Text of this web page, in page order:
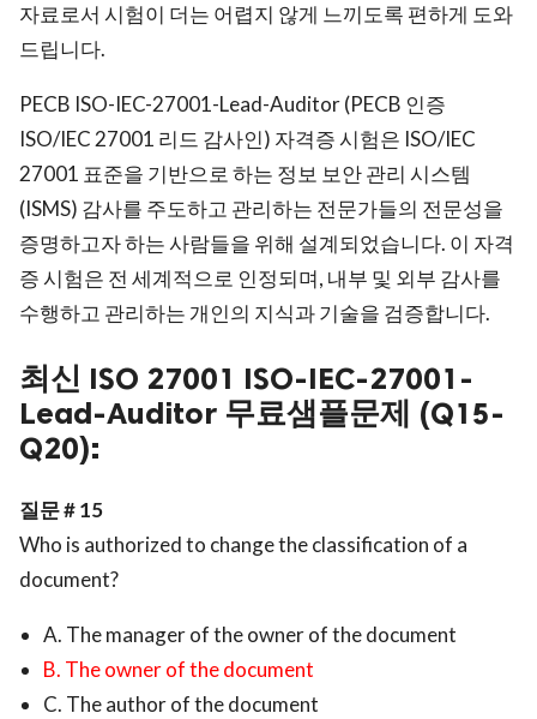
자료로서 시험이 더는 어렵지 않게 느끼도록 편하게 도와
드립니다.
PECB ISO-IEC-27001-Lead-Auditor (PECB 인증
ISO/IEC 27001 리드 감사인) 자격증 시험은 ISO/IEC
27001 표준을 기반으로 하는 정보 보안 관리 시스템
(ISMS) 감사를 주도하고 관리하는 전문가들의 전문성을
증명하고자 하는 사람들을 위해 설계되었습니다. 이 자격
증 시험은 전 세계적으로 인정되며, 내부 및 외부 감사를
수행하고 관리하는 개인의 지식과 기술을 검증합니다.
최신 ISO 27001 ISO-IEC-27001-
Lead-Auditor 무료샘플문제 (Q15-
Q20):
질문 # 15
Who is authorized to change the classification of a
document?
A. The manager of the owner of the document
B. The owner of the document
C. The author of the document